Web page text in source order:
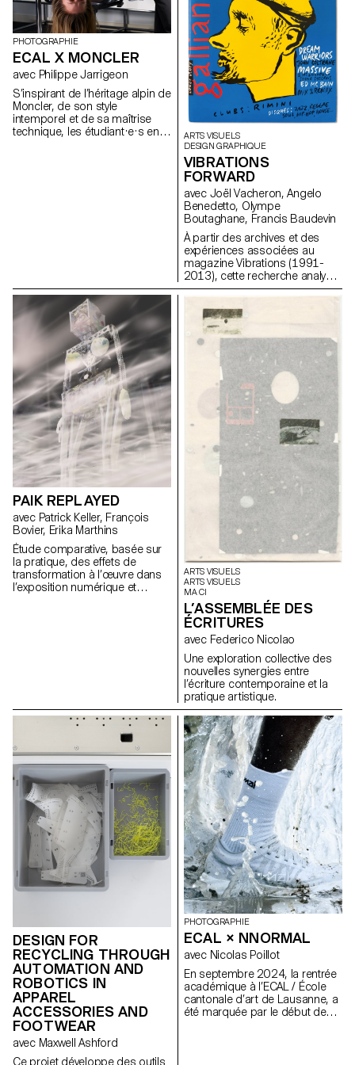
PHOTOGRAPHIE
ECAL X MONCLER
avec Philippe Jarrigeon
S’inspirant de l’héritage alpin de
Moncler, de son style
intemporel et de sa maîtrise
technique, les étudiant·e·s en
Moncler des Champs-Élysées
ARTS VISUELS
DESIGN GRAPHIQUE
VIBRATIONS
FORWARD
avec Joël Vacheron, Angelo
Benedetto, Olympe
Boutaghane, Francis Baudevin
À partir des archives et des
expériences associées au
magazine Vibrations (1991-
2013), cette recherche analyse
comment les contenus textuels,
photographiques du magazine
permettent de penser les défis
pour communiquer à propos
des musiques populaires
aujourd’hui.
PAIK REPLAYED
avec Patrick Keller, François
Bovier, Erika Marthins
Étude comparative, basée sur
la pratique, des effets de
transformation à l’œuvre dans
l’exposition numérique et
ARTS VISUELS
ARTS VISUELS
MA CI
L’ASSEMBLÉE DES
ÉCRITURES
avec Federico Nicolao
Une exploration collective des
nouvelles synergies entre
l’écriture contemporaine et la
pratique artistique.
DESIGN FOR
RECYCLING THROUGH
AUTOMATION AND
ROBOTICS IN
APPAREL
ACCESSORIES AND
FOOTWEAR
avec Maxwell Ashford
Ce projet développe des outils
PHOTOGRAPHIE
ECAL × NNORMAL
avec Nicolas Poillot
En septembre 2024, la rentrée
académique à l’ECAL / École
cantonale d’art de Lausanne, a
été marquée par le début de